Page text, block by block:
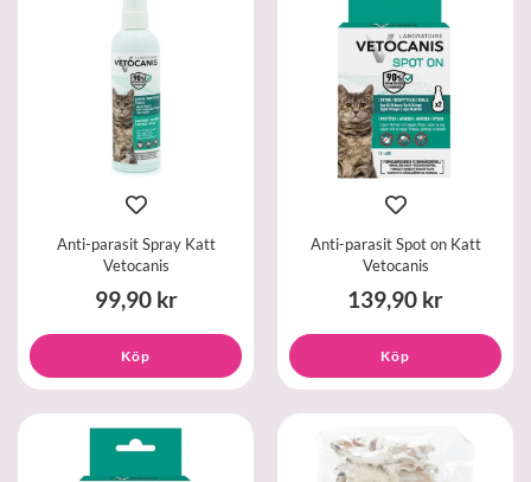
Anti-parasit Spray Katt
Vetocanis
99,90 kr
Köp
Anti-parasit Spot on Katt
Vetocanis
139,90 kr
Köp